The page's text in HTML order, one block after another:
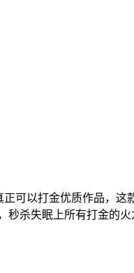
正可以打金优质作品，这
秒杀失眠上所有打金的火